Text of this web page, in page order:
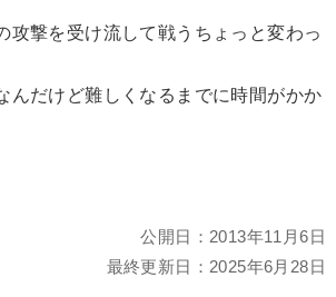
攻撃を受け流して戦うちょっと変わっ
んだけど難しくなるまでに時間がかか
公開日： 2013年11月6日
最終更新日： 2025年6月28日